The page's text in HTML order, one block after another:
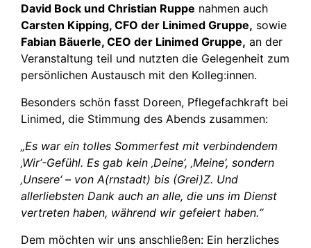
David Bock und Christian Ruppe nahmen auch
Carsten Kipping, CFO der Linimed Gruppe, sowie
Fabian Bäuerle, CEO der Linimed Gruppe, an der
Veranstaltung teil und nutzten die Gelegenheit zum
persönlichen Austausch mit den Kolleg:innen.
Besonders schön fasst Doreen, Pflegefachkraft bei
Linimed, die Stimmung des Abends zusammen:
„Es war ein tolles Sommerfest mit verbindendem
‚Wir‘-Gefühl. Es gab kein ‚Deine‘, ‚Meine‘, sondern
‚Unsere‘ – von A(rnstadt) bis (Grei)Z. Und
allerliebsten Dank auch an alle, die uns im Dienst
vertreten haben, während wir gefeiert haben.“
Dem möchten wir uns anschließen: Ein herzliches